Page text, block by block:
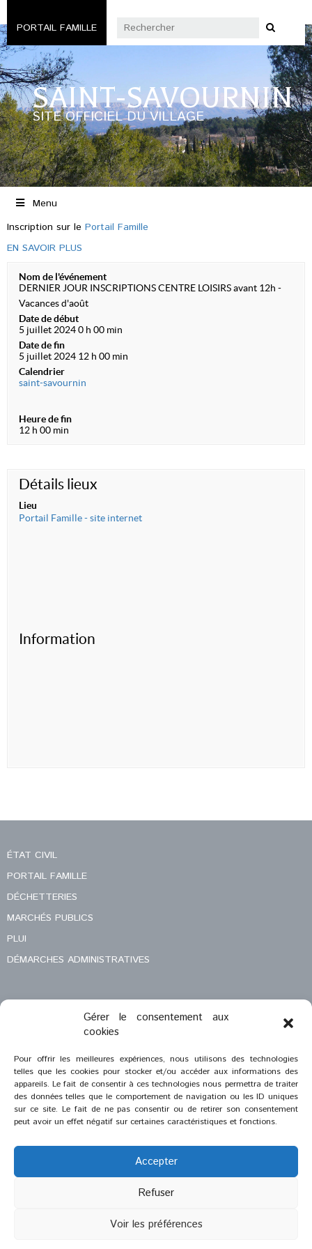
Gérer le consentement aux
cookies
Pour offrir les meilleures expériences, nous utilisons des technologies
telles que les cookies pour stocker et/ou accéder aux informations des
appareils. Le fait de consentir à ces technologies nous permettra de traiter
des données telles que le comportement de navigation ou les ID uniques
sur ce site. Le fait de ne pas consentir ou de retirer son consentement
peut avoir un effet négatif sur certaines caractéristiques et fonctions.
Accepter
Refuser
Voir les préférences
PORTAIL FAMILLE
SAINT-SAVOURNIN
SITE OFFICIEL DU VILLAGE
Menu
Inscription sur le Portail Famille
EN SAVOIR PLUS
Nom de l'événement
DERNIER JOUR INSCRIPTIONS CENTRE LOISIRS avant 12h -
Vacances d'août
Date de début
5 juillet 2024 0 h 00 min
Date de fin
5 juillet 2024 12 h 00 min
Calendrier
saint-savournin
Heure de fin
12 h 00 min
Détails lieux
Lieu
Portail Famille - site internet
Information
ÉTAT CIVIL
PORTAIL FAMILLE
DÉCHETTERIES
MARCHÉS PUBLICS
PLUI
DÉMARCHES ADMINISTRATIVES
MENTIONS LÉGALES
Zeugma Web Agency